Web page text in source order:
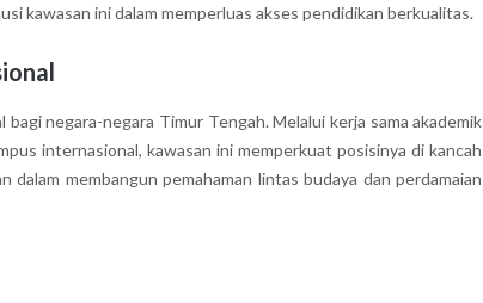
kawasan ini dalam memperluas akses pendidikan berkualitas.
negara-negara Timur Tengah. Melalui kerja sama akademik
internasional, kawasan ini memperkuat posisinya di kancah
membangun pemahaman lintas budaya dan perdamaian